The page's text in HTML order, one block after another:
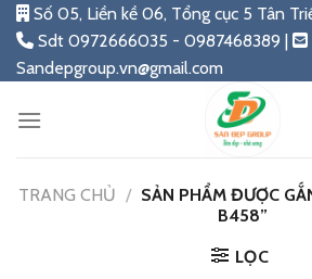
Skip
content
Số 05, Liền kề 06, Tổng cục 5 Tân
Sdt 0972666035 - 0987468389 |
Sandepgroup.vn@gmail.com
TRANG CHỦ / SẢN PHẨM ĐƯỢC
B458”
LỌC